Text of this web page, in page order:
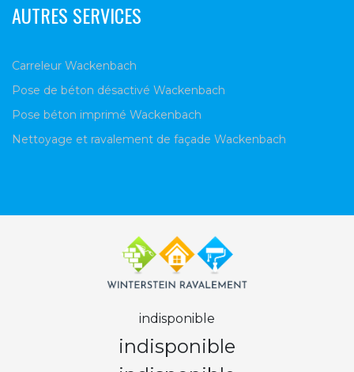
AUTRES SERVICES
Carreleur Wackenbach
Pose de béton désactivé Wackenbach
Pose béton imprimé Wackenbach
Nettoyage et ravalement de façade Wackenbach
indisponible
indisponible